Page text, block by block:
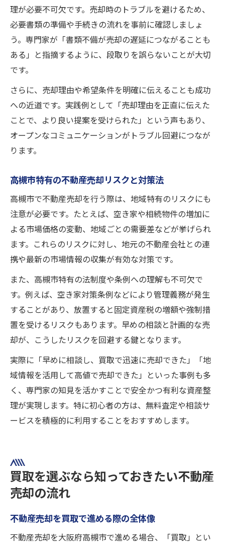
理が必要不可欠です。売却時のトラブルを避けるため、
必要書類の準備や手続きの流れを事前に確認しましょ
う。専門家が「書類不備が売却の遅延につながることも
ある」と指摘するように、段取りを誤らないことが大切
です。
さらに、売却理由や希望条件を明確に伝えることも成功
への近道です。実践例として「売却理由を正直に伝えた
ことで、より良い提案を受けられた」という声もあり、
オープンなコミュニケーションがトラブル回避につなが
ります。
高槻市特有の不動産売却リスクと対策法
高槻市で不動産売却を行う際は、地域特有のリスクにも
注意が必要です。たとえば、空き家や相続物件の増加に
よる市場価格の変動、地域ごとの需要差などが挙げられ
ます。これらのリスクに対し、地元の不動産会社との連
携や最新の市場情報の収集が有効な対策です。
また、高槻市特有の法制度や条例への理解も不可欠で
す。例えば、空き家対策条例などにより管理義務が発生
することがあり、放置すると固定資産税の増額や強制措
置を受けるリスクもあります。早めの相談と計画的な売
却が、こうしたリスクを回避する鍵となります。
実際に「早めに相談し、買取で迅速に売却できた」「地
域情報を活用して高値で売却できた」といった事例も多
く、専門家の知見を活かすことで安全かつ有利な資産整
理が実現します。特に初心者の方は、無料査定や相談サ
ービスを積極的に利用することをおすすめします。
買取を選ぶなら知っておきたい不動産
売却の流れ
不動産売却を買取で進める際の全体像
不動産売却を大阪府高槻市で進める場合、「買取」とい